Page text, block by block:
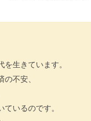
生きています。
不安、
いるのです。